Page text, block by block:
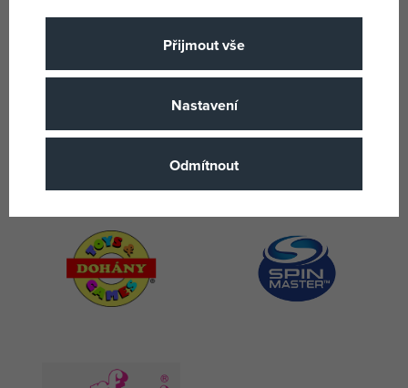
Značky
Přijmout vše
Nastavení
Odmítnout